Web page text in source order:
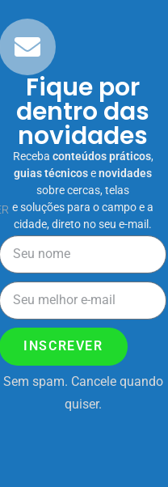
Fique por
dentro das
novidades
Receba conteúdos práticos,
guias técnicosenovidades
sobre cercas, telas
e soluções para o campo e a
cidade, direto no seu e-mail.
INSCREVER
Sem spam. Cancele quando
quiser.